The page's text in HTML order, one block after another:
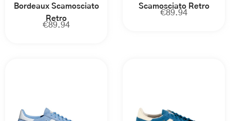
Bordeaux Scamosciato
Retro
€89.94
Scamosciato Retro
€89.94